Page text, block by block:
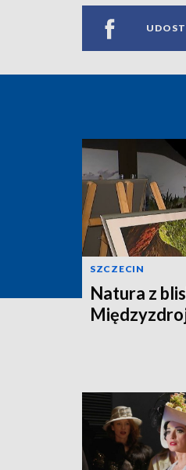
SZCZECIN
Natura z